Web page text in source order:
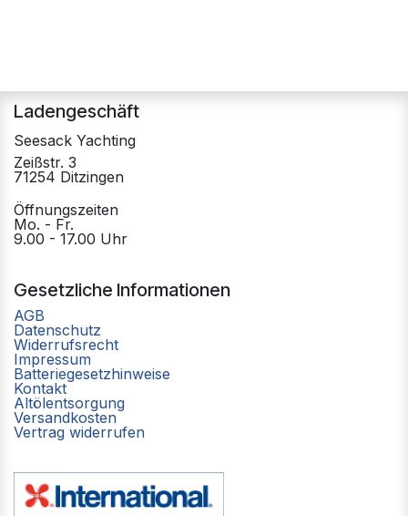
Ladengeschäft
Seesack Yachting
Zeißstr. 3
71254 Ditzingen
Öffnungszeiten
Mo. - Fr.
9.00 - 17.00 Uhr
Gesetzliche Informationen
AGB
Datenschutz
Widerrufsrecht
Impressum
Batteriegesetzhinweise
Kontakt
Altölentsorgung
Versandkosten
Vertrag widerrufen